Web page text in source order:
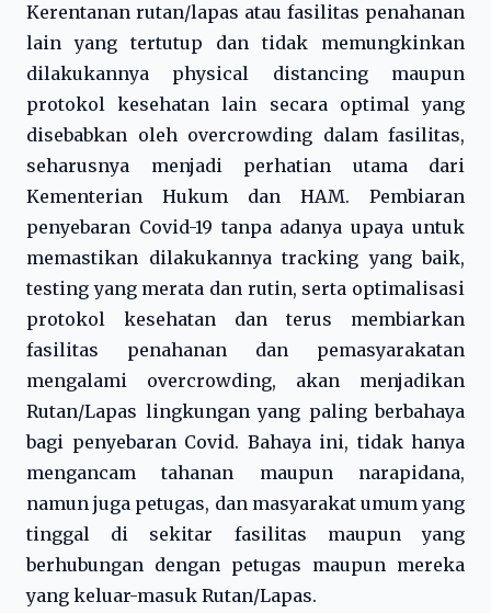
Kerentanan rutan/lapas atau fasilitas penahanan
lain yang tertutup dan tidak memungkinkan
dilakukannya physical distancing maupun
protokol kesehatan lain secara optimal yang
disebabkan oleh overcrowding dalam fasilitas,
seharusnya menjadi perhatian utama dari
Kementerian Hukum dan HAM. Pembiaran
penyebaran Covid-19 tanpa adanya upaya untuk
memastikan dilakukannya tracking yang baik,
testing yang merata dan rutin, serta optimalisasi
protokol kesehatan dan terus membiarkan
fasilitas penahanan dan pemasyarakatan
mengalami overcrowding, akan menjadikan
Rutan/Lapas lingkungan yang paling berbahaya
bagi penyebaran Covid. Bahaya ini, tidak hanya
mengancam tahanan maupun narapidana,
namun juga petugas, dan masyarakat umum yang
tinggal di sekitar fasilitas maupun yang
berhubungan dengan petugas maupun mereka
yang keluar-masuk Rutan/Lapas.